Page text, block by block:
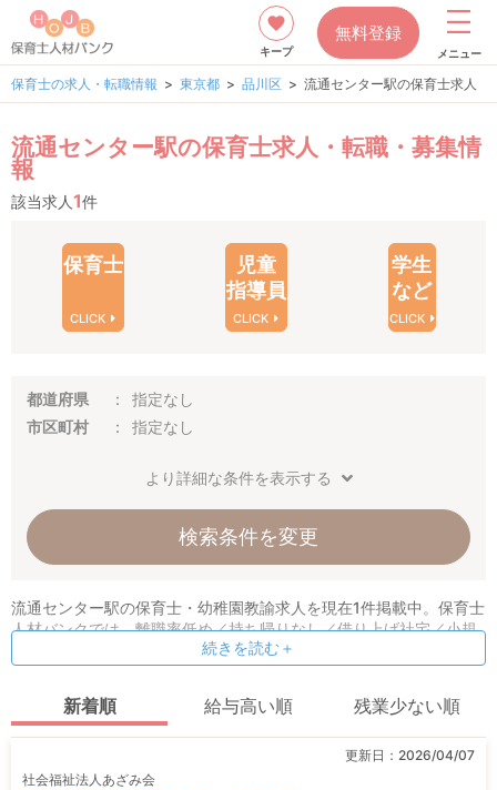
キープ
無料登録
メニュー
保育士の求人・転職情報 東京都 品川区 流通センター駅の保育士求人
流通センター駅の保育士求人・転職・募集情
報
該当求人1件
保育士
CLICK
児童
指導員
CLICK
学生
など
CLICK
都道府県
指定なし
市区町村
指定なし
より詳細な条件を表示する
検索条件を変更
続きを読む＋
流通センター駅の保育士・幼稚園教諭求人を現在1件掲載中。保育士
人材バンクでは、離職率低め／持ち帰りなし／借り上げ社宅／小規
模園などの条件指定検索も可能！ 保育理念や求める人物像など、オ
リジナル情報も公開しています。
新着順 給与高い順 残業少ない順
更新日： 2026/04/07
社会福祉法人あざみ会